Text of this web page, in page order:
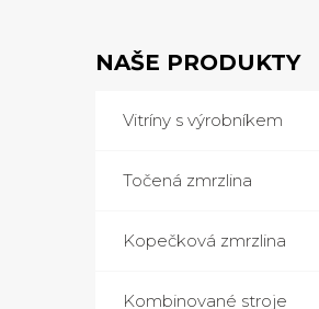
NAŠE PRODUKTY
Vitríny s výrobníkem
Točená zmrzlina
Kopečková zmrzlina
Kombinované stroje